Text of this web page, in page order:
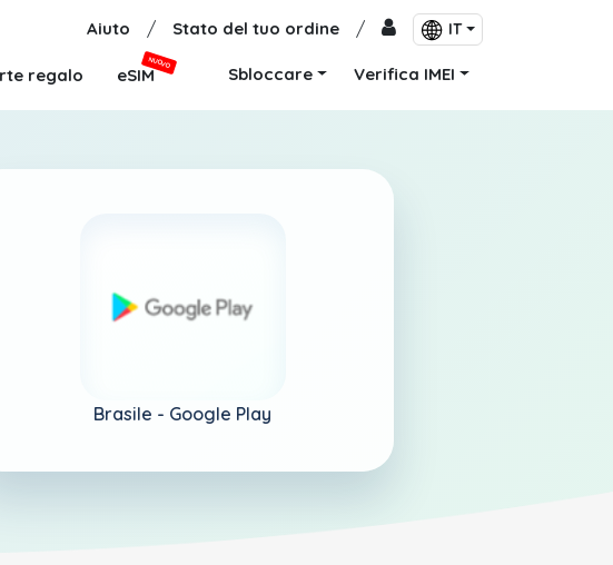
Aiuto / Stato del tuo ordine / IT
regalo eSIM
NUOVO
Sbloccare Verifica IMEI
Brasile - Google Play